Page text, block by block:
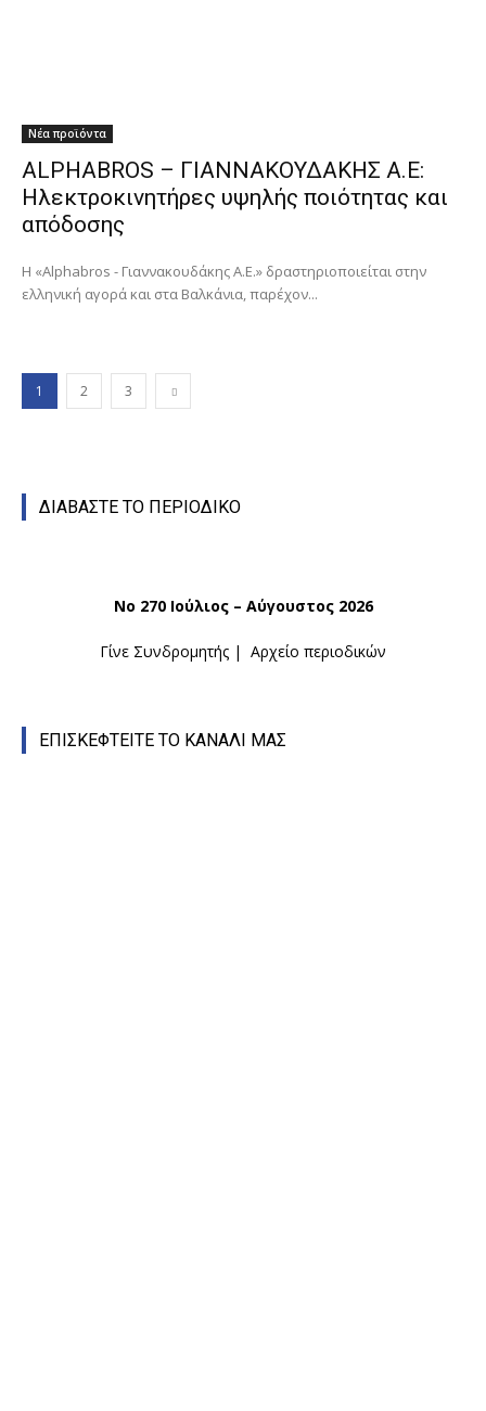
Νέα προϊόντα
ALPHABROS – ΓΙΑΝΝΑΚΟΥΔΑΚΗΣ Α.Ε:
Ηλεκτροκινητήρες υψηλής ποιότητας και
απόδοσης
Η «Alphabros - Γιαννακουδάκης Α.Ε.» δραστηριοποιείται στην
ελληνική αγορά και στα Βαλκάνια, παρέχον...
1 2 3
ΔΙΑΒΑΣΤΕ ΤΟ ΠΕΡΙΟΔΙΚΟ
Νο 270 Ιούλιος – Αύγουστος 2026
Γίνε Συνδρομητής | Αρχείο περιοδικών
ΕΠΙΣΚΕΦΤΕΙΤΕ ΤΟ ΚΑΝΑΛΙ ΜΑΣ